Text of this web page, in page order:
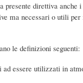
presente direttiva
ma necessari o utili
le definizioni seguenti:
essere utilizzati in